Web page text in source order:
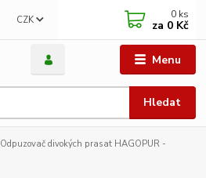
Menu
CZK
Hledat
0 ks
za 0 Kč
Odpuzovač divokých prasat HAGOPUR -